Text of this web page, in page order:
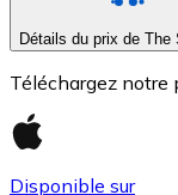
Détails du prix de The
Téléchargez
Disponible sur